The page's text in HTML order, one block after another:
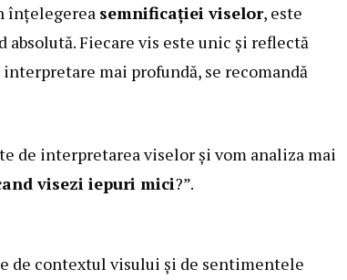
înțelegerea semnificației viselor, este
Fiecare vis este unic și reflectă
mai profundă, se recomandă
de interpretarea viselor și vom analiza mai
visezi iepuri mici?”.
de contextul visului și de sentimentele